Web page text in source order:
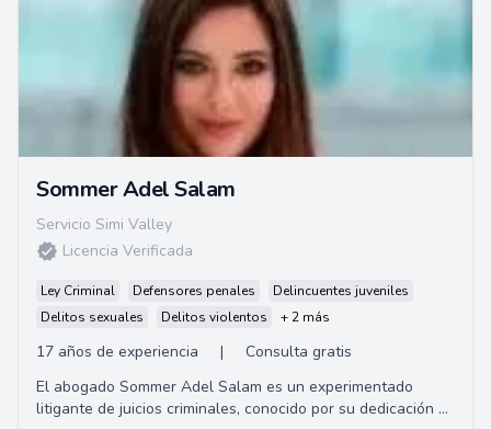
Sommer Adel Salam
Servicio Simi Valley
Licencia Verificada
Ley Criminal Defensores penales
Delincuentes juveniles
Delitos sexuales
Delitos violentos + 2 más
17 años de experiencia |
Consulta gratis
El abogado Sommer Adel Salam es un experimentado
litigante de juicios criminales, conocido por su dedicación y